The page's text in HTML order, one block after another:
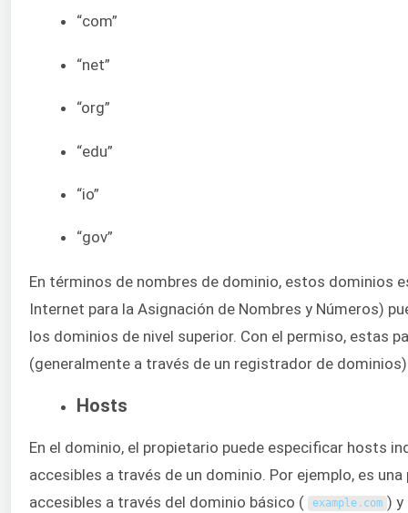
“com”
“net”
“org”
“edu”
“io”
“gov”
En términos de nombres de dominio, estos dominios
Internet para la Asignación de Nombres y Números)
los dominios de nivel superior. Con el permiso, estas
(generalmente a través de un registrador de
Hosts
En el dominio, el propietario puede especificar hosts
accesibles a través de un dominio. Por ejemplo, es
accesibles a través del dominio básico (
example. com ) y